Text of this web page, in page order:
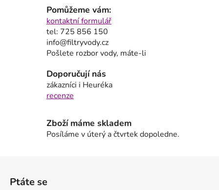
l
á
d
c
r
v
ý
Pomůžeme vám:
kontaktní formulář
tel: 725 856 150
info@filtryvody.cz
Pošlete rozbor vody, máte-li
Doporučují nás
zákazníci i Heuréka
recenze
Zboží máme skladem
Posíláme v úterý a čtvrtek dopoledne.
Ptáte se